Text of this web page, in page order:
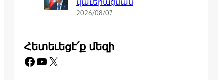
2026/08/07
Հետեւեցէ՛ք մեզի
Facebook YouTube X